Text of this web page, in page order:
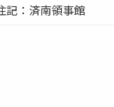
記：済南領事館